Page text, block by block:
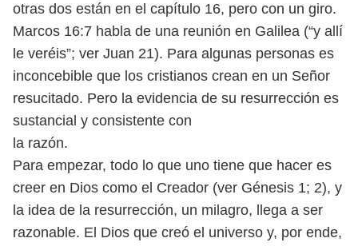
otras dos están en el capítulo 16, pero con un giro.
Marcos 16:7 habla de una reunión en Galilea (“y allí
le veréis”; ver Juan 21). Para algunas personas es
inconcebible que los cristianos crean en un Señor
resucitado. Pero la evidencia de su resurrección es
sustancial y consistente con
la razón.
Para empezar, todo lo que uno tiene que hacer es
creer en Dios como el Creador (ver Génesis 1; 2), y
la idea de la resurrección, un milagro, llega a ser
razonable. El Dios que creó el universo y, por ende,